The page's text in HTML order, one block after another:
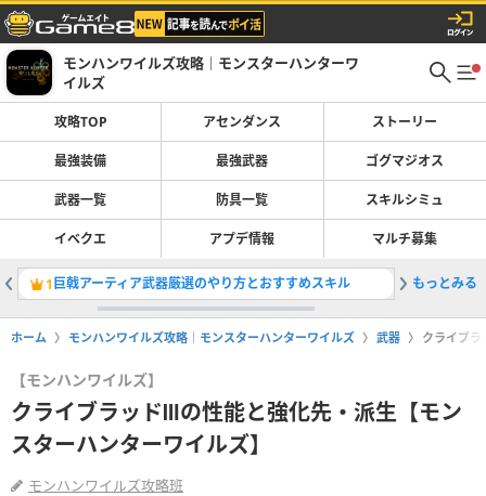
モンハンワイルズ攻略｜モンスターハンターワ
イルズ
攻略TOP アセンダンス ストーリー
最強装備 最強武器 ゴグマジオス
武器一覧 防具一覧 スキルシミュ
イベクエ アプデ情報 マルチ募集
1巨戟アーティア武器厳選のやり方とおすすめスキル 2双剣の
もっとみる
ホーム モンハンワイルズ攻略｜モンスターハンターワイルズ 武器 クライブ
【モンハンワイルズ】
クライブラッドⅢの性能と強化先・派生【モン
スターハンターワイルズ】
モンハンワイルズ攻略班